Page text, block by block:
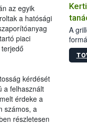
az egyik
a hatósági
piaci
kérdését
a felhasznált
érdeke a
számos, a
részletesen
A